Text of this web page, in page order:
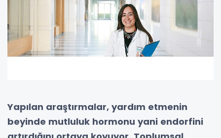
Yapılan araştırmalar, yardım etmenin
beyinde mutluluk hormonu yani endorfini